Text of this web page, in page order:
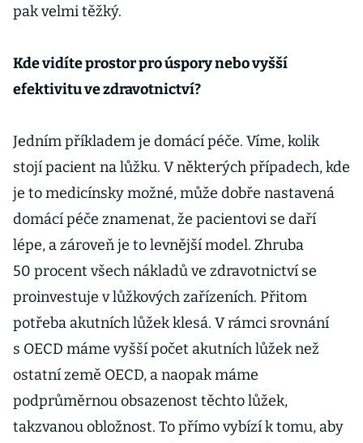
pak velmi těžký.
Kde vidíte prostor pro úspory nebo vyšší
efektivitu ve zdravotnictví?
Jedním příkladem je domácí péče. Víme, kolik
stojí pacient na lůžku. V některých případech, kde
je to medicínsky možné, může dobře nastavená
domácí péče znamenat, že pacientovi se daří
lépe, a zároveň je to levnější model. Zhruba
50 procent všech nákladů ve zdravotnictví se
proinvestuje v lůžkových zařízeních. Přitom
potřeba akutních lůžek klesá. V rámci srovnání
s OECD máme vyšší počet akutních lůžek než
ostatní země OECD, a naopak máme
podprůměrnou obsazenost těchto lůžek,
takzvanou obložnost. To přímo vybízí k tomu, aby